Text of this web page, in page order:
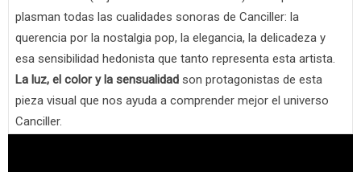
plasman todas las cualidades sonoras de Canciller: la
querencia por la nostalgia pop, la elegancia, la delicadeza y
esa sensibilidad hedonista que tanto representa esta artista.
La luz, el color y la sensualidad son protagonistas de esta
pieza visual que nos ayuda a comprender mejor el universo
Canciller.